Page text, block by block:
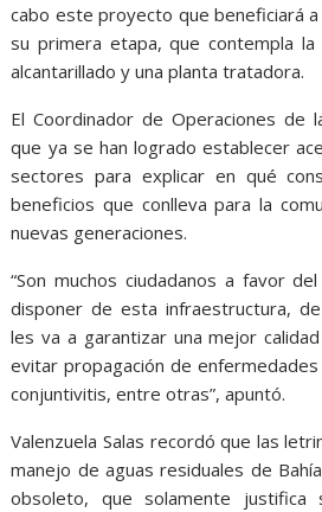
cabo este proyecto que beneficiará
su primera etapa, que contempla
alcantarillado y una planta tratadora.
El Coordinador de Operaciones de
que ya se han logrado establecer
sectores para explicar en qué
beneficios que conlleva para la
nuevas generaciones.
“Son muchos ciudadanos a favor
disponer de esta infraestructura,
les va a garantizar una mejor
evitar propagación de
conjuntivitis, entre otras”, apuntó.
Valenzuela Salas recordó que las
manejo de aguas residuales de
obsoleto, que solamente justifica